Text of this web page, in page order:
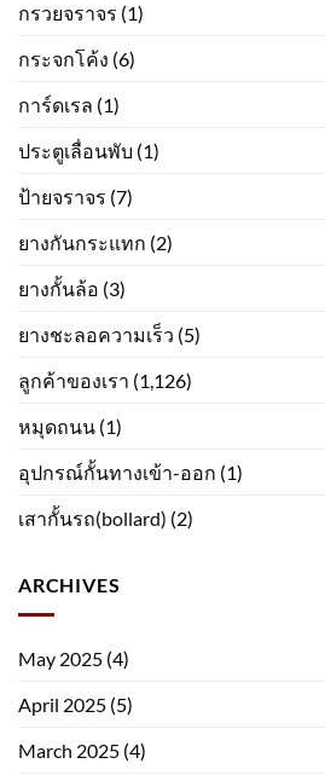
กรวยจราจร (1)
กระจกโค้ง (6)
การ์ดเรล (1)
ประตูเลื่อนพับ (1)
ป้ายจราจร (7)
ยางกันกระแทก (2)
ยางกั้นล้อ (3)
ยางชะลอความเร็ว (5)
ลูกค้าของเรา (1,126)
หมุดถนน (1)
อุปกรณ์กั้นทางเข้า-ออก (1)
เสากั้นรถ(bollard) (2)
ARCHIVES
May 2025 (4)
April 2025 (5)
March 2025 (4)